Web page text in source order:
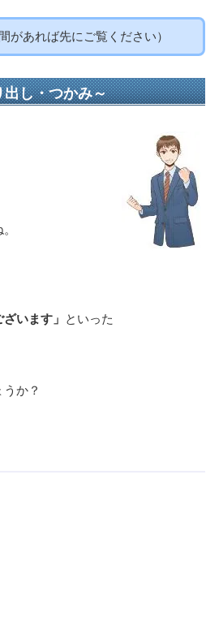
があれば先にご覧ください）
し・つかみ～
います」 といった
か？